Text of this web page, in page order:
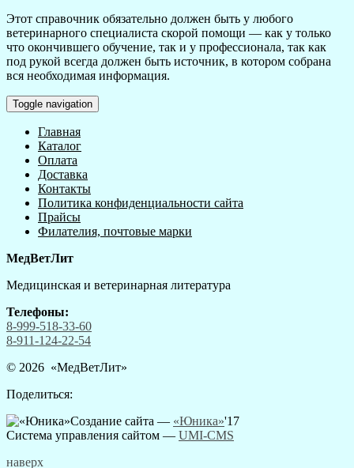
Этот справочник обязательно должен быть у любого
ветеринарного специалиста скорой помощи — как у только
что окончившего обучение, так и у профессионала, так как
под рукой всегда должен быть источник, в котором собрана
вся необходимая информация.
Toggle navigation
Главная
Каталог
Оплата
Доставка
Контакты
Политика конфиденциальности сайта
Прайсы
Филателия, почтовые марки
МедВетЛит
Медицинская и ветеринарная литература
Телефоны:
8-999-518-33-60
8-911-124-22-54
© 2026 «МедВетЛит»
Поделиться:
Создание сайта — «Юника»'17
Система управления сайтом — UMI-CMS
наверх